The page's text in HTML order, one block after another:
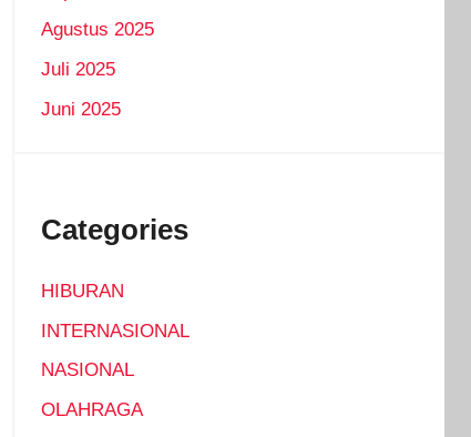
Agustus 2025
Juli 2025
Juni 2025
Categories
HIBURAN
INTERNASIONAL
NASIONAL
OLAHRAGA